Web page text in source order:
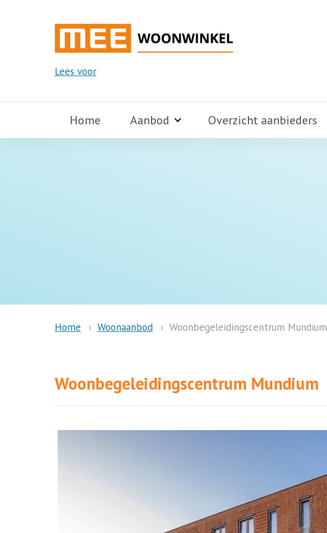
Lees voor
Home Aanbod Overzicht aanbieders
Home Woonaanbod Woonbegeleidingscentrum Mundium
Woonbegeleidingscentrum Mundium